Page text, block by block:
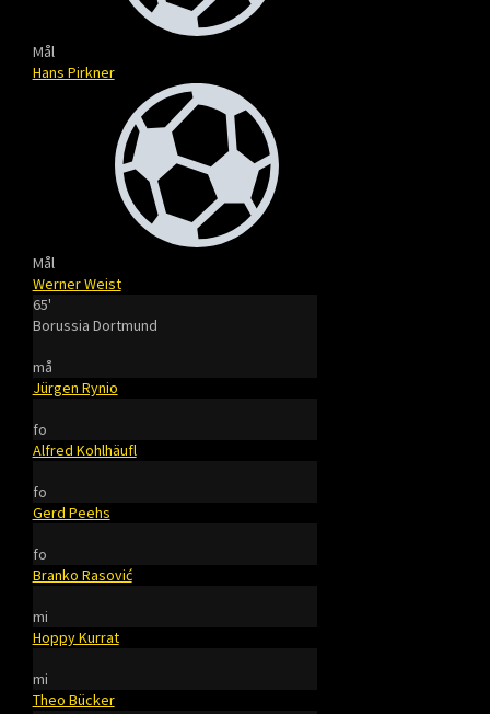
Mål
Hans Pirkner
Mål
Werner Weist
65'
Borussia Dortmund
må
Jürgen Rynio
fo
Alfred Kohlhäufl
fo
Gerd Peehs
fo
Branko Rasović
mi
Hoppy Kurrat
mi
Theo Bücker